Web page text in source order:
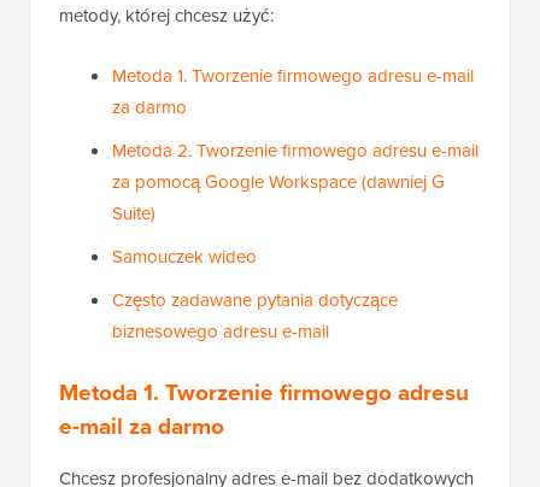
metody, której chcesz użyć:
Metoda 1. Tworzenie firmowego adresu e-mail
za darmo
Metoda 2. Tworzenie firmowego adresu e-mail
za pomocą Google Workspace (dawniej G
Suite)
Samouczek wideo
Często zadawane pytania dotyczące
biznesowego adresu e-mail
Metoda 1. Tworzenie firmowego adresu
e-mail za darmo
Chcesz profesjonalny adres e-mail bez dodatkowych